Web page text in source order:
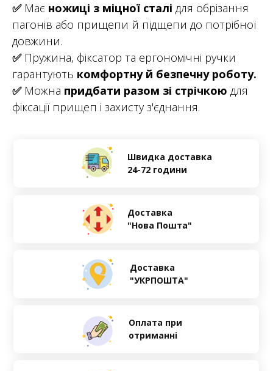
✅Має ножиці з міцної сталі для обрізання
пагонів або прищепи й підщепи до потрібної
довжини.
✅Пружина, фіксатор та ергономічні ручки
гарантують комфортну й безпечну роботу.
✅Можна придбати разом зі стрічкою для
фіксації прищеп і захисту з'єднання.
Оплата при
отриманні
Швидка доставка
24-72 години
Доставка
"Нова Пошта"
Доставка
"УКРПОШТА"